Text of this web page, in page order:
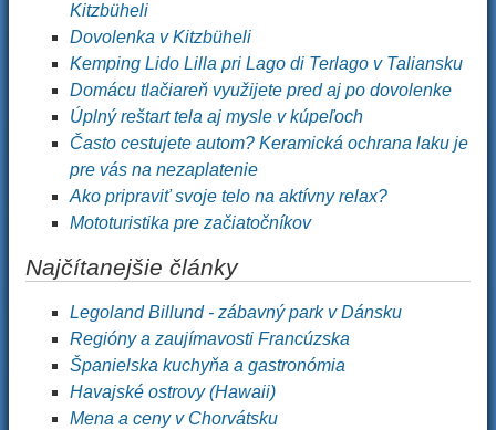
Kitzbüheli
Dovolenka v Kitzbüheli
Kemping Lido Lilla pri Lago di Terlago v Taliansku
Domácu tlačiareň využijete pred aj po dovolenke
Úplný reštart tela aj mysle v kúpeľoch
Často cestujete autom? Keramická ochrana laku je
pre vás na nezaplatenie
Ako pripraviť svoje telo na aktívny relax?
Mototuristika pre začiatočníkov
Najčítanejšie články
Legoland Billund - zábavný park v Dánsku
Regióny a zaujímavosti Francúzska
Španielska kuchyňa a gastronómia
Havajské ostrovy (Hawaii)
Mena a ceny v Chorvátsku